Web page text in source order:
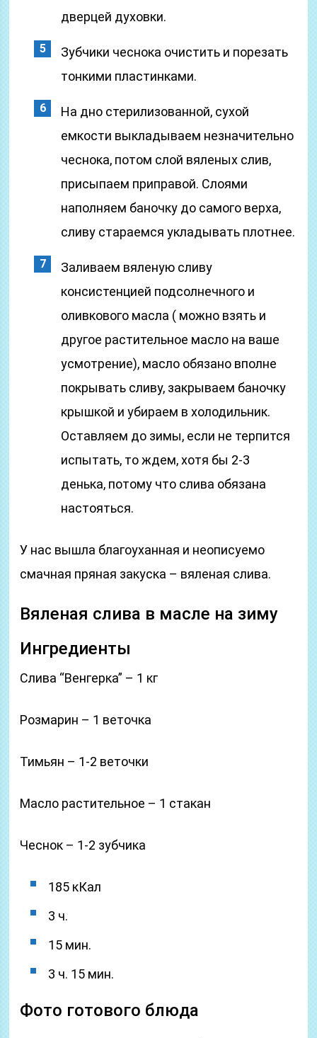
дверцей духовки.
Зубчики чеснока очистить и порезать
тонкими пластинками.
На дно стерилизованной, сухой
емкости выкладываем незначительно
чеснока, потом слой вяленых слив,
присыпаем приправой. Слоями
наполняем баночку до самого верха,
сливу стараемся укладывать плотнее.
Заливаем вяленую сливу
консистенцией подсолнечного и
оливкового масла ( можно взять и
другое растительное масло на ваше
усмотрение), масло обязано вполне
покрывать сливу, закрываем баночку
крышкой и убираем в холодильник.
Оставляем до зимы, если не терпится
испытать, то ждем, хотя бы 2-3
денька, потому что слива обязана
настояться.
У нас вышла благоуханная и неописуемо
смачная пряная закуска – вяленая слива.
Вяленая слива в масле на зиму
Ингредиенты
Слива “Венгерка” – 1 кг
Розмарин – 1 веточка
Тимьян – 1-2 веточки
Масло растительное – 1 стакан
Чеснок – 1-2 зубчика
185 кКал
3 ч.
15 мин.
3 ч. 15 мин.
Фото готового блюда